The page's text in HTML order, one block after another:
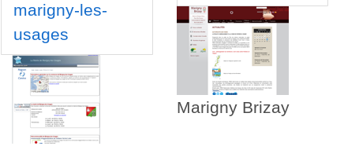
marigny-les-
usages
Marigny Brizay